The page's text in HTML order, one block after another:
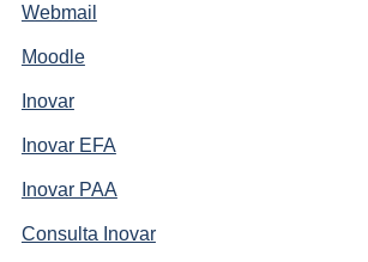
Webmail
Moodle
Inovar
Inovar EFA
Inovar PAA
Consulta Inovar